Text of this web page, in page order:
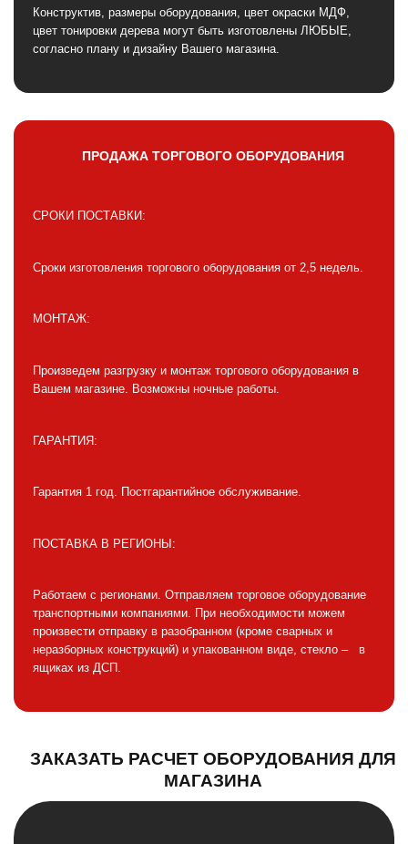
Конструктив, размеры оборудования, цвет окраски МДФ,
цвет тонировки дерева могут быть изготовлены ЛЮБЫЕ,
согласно плану и дизайну Вашего магазина.
ПРОДАЖА ТОРГОВОГО ОБОРУДОВАНИЯ
СРОКИ ПОСТАВКИ:
Сроки изготовления торгового оборудования от 2,5 недель.
МОНТАЖ:
Произведем разгрузку и монтаж торгового оборудования в
Вашем магазине. Возможны ночные работы.
ГАРАНТИЯ:
Гарантия 1 год. Постгарантийное обслуживание.
ПОСТАВКА В РЕГИОНЫ:
Работаем с регионами. Отправляем торговое оборудование
транспортными компаниями. При необходимости можем
произвести отправку в разобранном (кроме сварных и
неразборных конструкций) и упакованном виде, стекло – в
ящиках из ДСП.
ЗАКАЗАТЬ РАСЧЕТ ОБОРУДОВАНИЯ ДЛЯ
МАГАЗИНА